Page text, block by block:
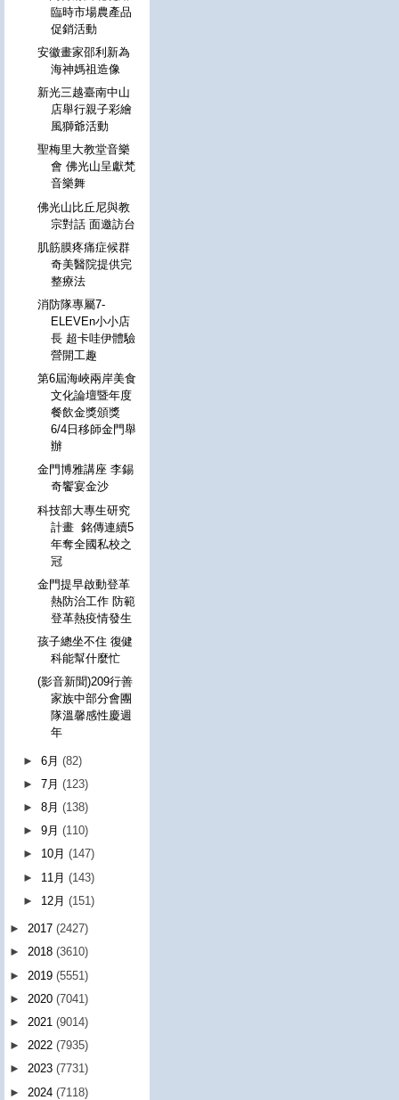
臨時市場農產品
促銷活動
安徽畫家邵利新為
海神媽祖造像
新光三越臺南中山
店舉行親子彩繪
風獅爺活動
聖梅里大教堂音樂
會 佛光山呈獻梵
音樂舞
佛光山比丘尼與教
宗對話 面邀訪台
肌筋膜疼痛症候群
奇美醫院提供完
整療法
消防隊專屬7-
ELEVEn小小店
長 超卡哇伊體驗
營開工趣
第6屆海峽兩岸美食
文化論壇暨年度
餐飲金獎頒獎
6/4日移師金門舉
辦
金門博雅講座 李錫
奇饗宴金沙
科技部大專生研究
計畫 銘傳連續5
年奪全國私校之
冠
金門提早啟動登革
熱防治工作 防範
登革熱疫情發生
孩子總坐不住 復健
科能幫什麼忙
(影音新聞)209行善
家族中部分會團
隊溫馨感性慶週
年
►6月(82)
►7月(123)
►8月(138)
►9月(110)
► 10月(147)
► 11月(143)
► 12月(151)
► 2017 (2427)
► 2018 (3610)
► 2019 (5551)
► 2020 (7041)
► 2021 (9014)
► 2022 (7935)
► 2023 (7731)
► 2024 (7118)